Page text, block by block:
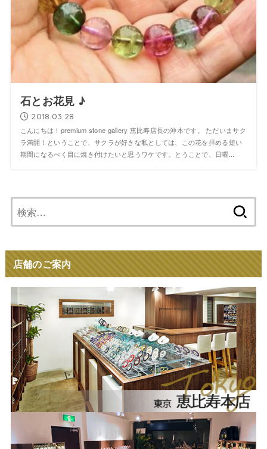
石とお花見 ♪
2018.03.28
こんにちは！premium stone gallery 恵比寿店長の沖本です。 ただいまサク
ラ満開！ということで、サクラが好きな私としては、この花を拝める短い
期間になるべく目に焼き付けたいと思うワケです。とうことで、日曜...
索:
店舗のご案内